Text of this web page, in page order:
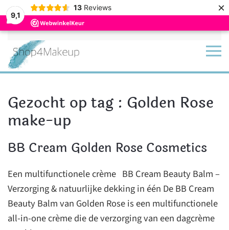
9,1
13 Reviews ×
Terug naar hoofdinhoud
Gezocht op tag : Golden Rose
make-up
BB Cream Golden Rose Cosmetics
Een multifunctionele crème BB Cream Beauty Balm –
Verzorging & natuurlijke dekking in één De BB Cream
Beauty Balm van Golden Rose is een multifunctionele
all-in-one crème die de verzorging van een dagcrème